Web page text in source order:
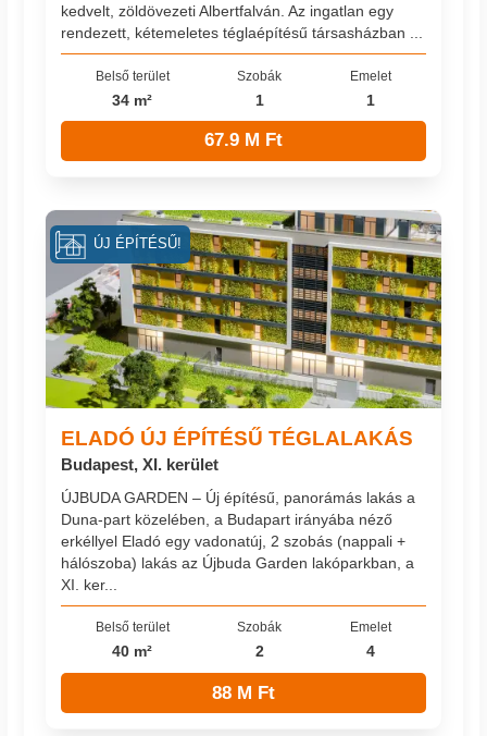
kedvelt, zöldövezeti Albertfalván. Az ingatlan egy
rendezett, kétemeletes téglaépítésű társasházban ...
Belső terület
34 m²
Szobák
1
Emelet
1
67.9 M Ft
ELADÓ ÚJ ÉPÍTÉSŰ TÉGLALAKÁS
Budapest, XI. kerület
ÚJBUDA GARDEN – Új építésű, panorámás lakás a
Duna-part közelében, a Budapart irányába néző
erkéllyel Eladó egy vadonatúj, 2 szobás (nappali +
hálószoba) lakás az Újbuda Garden lakóparkban, a
XI. ker...
Belső terület
40 m²
Szobák
2
Emelet
4
88 M Ft
ÚJ ÉPÍTÉSŰ!